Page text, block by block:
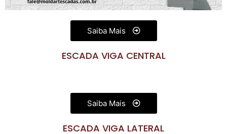
Saiba Mais
ESCADA VIGA CENTRAL
Saiba Mais
ESCADA VIGA LATERAL